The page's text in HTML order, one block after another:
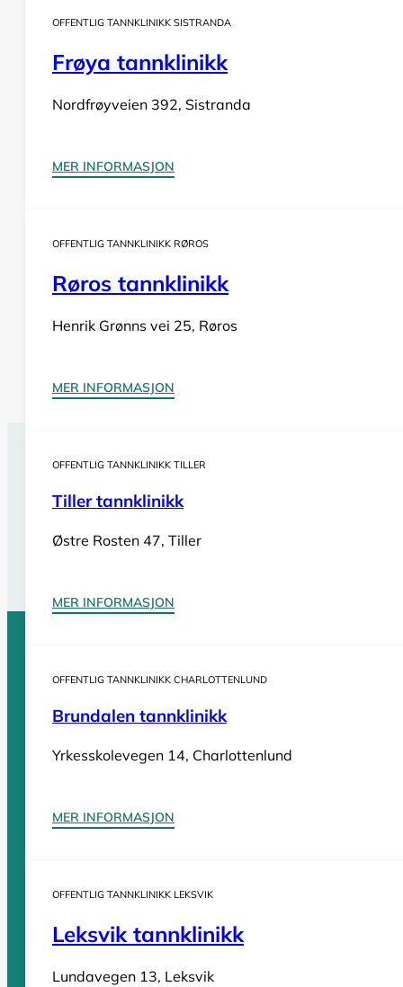
OFFENTLIG TANNKLINIKK SISTRANDA
Frøya tannklinikk
Nordfrøyveien 392, Sistranda
MER INFORMASJON
OFFENTLIG TANNKLINIKK RØROS
Røros tannklinikk
Henrik Grønns vei 25, Røros
MER INFORMASJON
OFFENTLIG TANNKLINIKK TILLER
Tiller tannklinikk
Østre Rosten 47, Tiller
MER INFORMASJON
OFFENTLIG TANNKLINIKK CHARLOTTENLUND
Brundalen tannklinikk
Yrkesskolevegen 14, Charlottenlund
MER INFORMASJON
OFFENTLIG TANNKLINIKK LEKSVIK
Leksvik tannklinikk
Lundavegen 13, Leksvik
Tannlegevakt Klæbu
Har du behov forakutt tannlegehjelp
Tannleger etter fylke
Tannleger Agder
Tannleger Akershus
Tannleger Finnmark
Sider
Tannleger Norge